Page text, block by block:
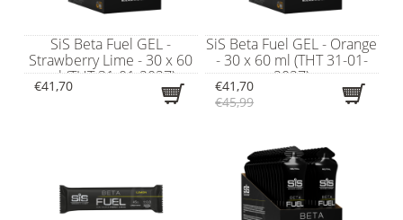
SiS Beta Fuel GEL -
Strawberry Lime - 30 x 60
ml (THT 31-01-2027)
€41,70
SiS Beta Fuel GEL - Orange
- 30 x 60 ml (THT 31-01-
2027)
€41,70
€45,99